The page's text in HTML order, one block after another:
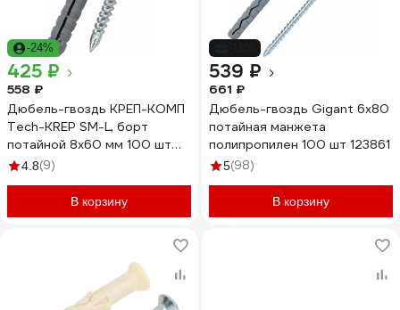
-24%
425 ₽
558 ₽
Дюбель-гвоздь КРЕП-КОМП
Tech-KREP SM-L, борт
потайной 8х60 мм 100 шт
дг860птк
4.8(9)
В корзину
539 ₽
661 ₽
Дюбель-гвоздь Gigant 6x80
потайная манжета
полипропилен 100 шт 123861
5(98)
В корзину